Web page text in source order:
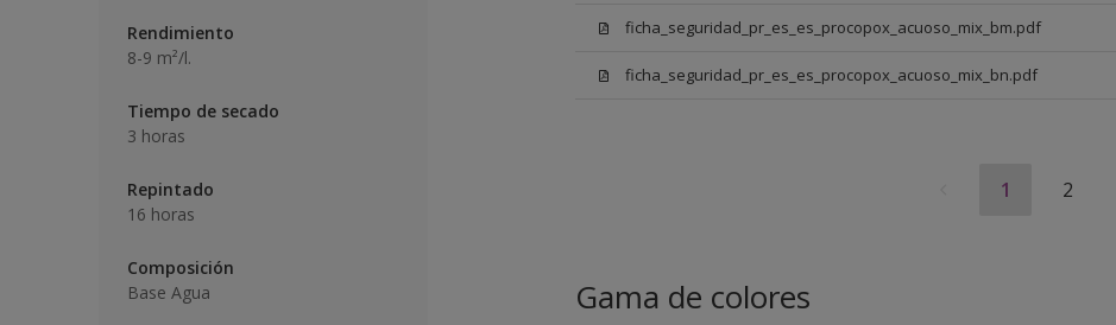
Rendimiento
8-9 m²/l.
Tiempo de secado
3 horas
Repintado
16 horas
Composición
Base Agua
ficha_seguridad_pr_es_es_procopox_acuoso_mix_bm.pdf
ficha_seguridad_pr_es_es_procopox_acuoso_mix_bn.pdf
1 2
Gama de colores